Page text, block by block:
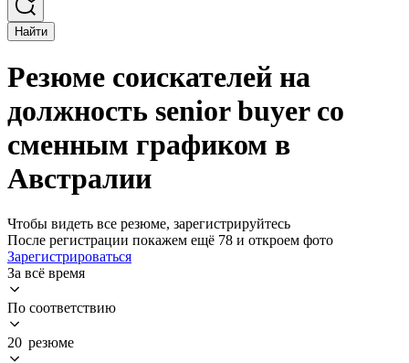
Найти
Резюме соискателей на
должность senior buyer со
сменным графиком в
Австралии
Чтобы видеть все резюме, зарегистрируйтесь
После регистрации покажем ещё 78 и откроем фото
Зарегистрироваться
За всё время
По соответствию
20 резюме